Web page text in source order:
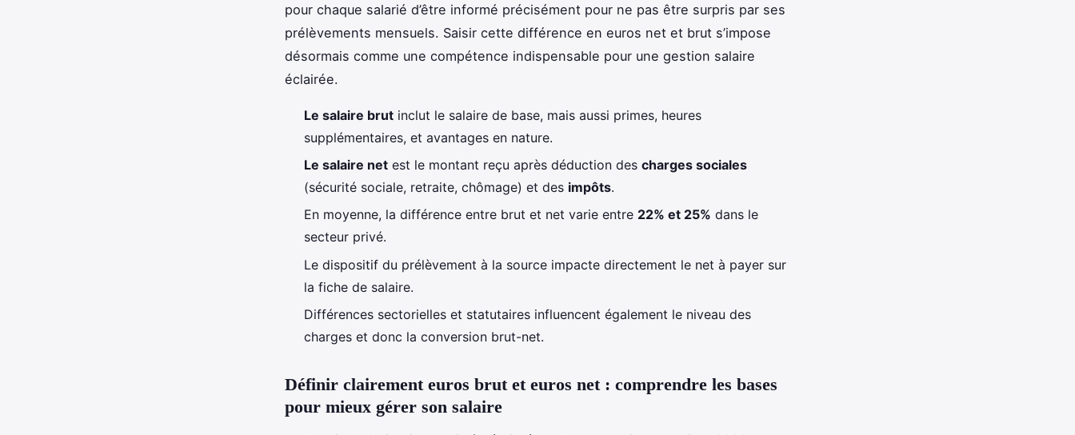
pour chaque salarié d’être informé précisément pour ne pas être surpris par ses
prélèvements mensuels. Saisir cette différence en euros net et brut s’impose
désormais comme une compétence indispensable pour une gestion salaire
éclairée.
Le salaire brut inclut le salaire de base, mais aussi primes, heures
supplémentaires, et avantages en nature.
Le salaire net est le montant reçu après déduction des charges sociales
(sécurité sociale, retraite, chômage) et des impôts.
En moyenne, la différence entre brut et net varie entre 22% et 25% dans le
secteur privé.
Le dispositif du prélèvement à la source impacte directement le net à payer sur
la fiche de salaire.
Différences sectorielles et statutaires influencent également le niveau des
charges et donc la conversion brut-net.
Définir clairement euros brut et euros net : comprendre les bases
pour mieux gérer son salaire